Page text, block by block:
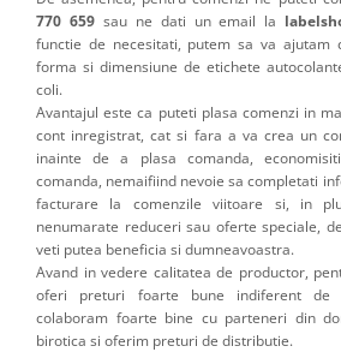
770 659sau ne dati un email la
functie de necesitati, putem sa va ajutam
forma si dimensiune de etichete
coli.
Avantajul este ca puteti plasa comenzi in
cont inregistrat, cat si fara a va crea un
inainte de a plasa comanda,
comanda, nemaifiind nevoie sa completati
facturare la comenzile viitoare si, in
nenumarate reduceri sau oferte speciale,
veti putea beneficia si dumneavoastra.
Avand in vedere calitatea de productor,
oferi preturi foarte bune indiferent de
colaboram foarte bine cu parteneri din
birotica si oferim preturi de distributie.